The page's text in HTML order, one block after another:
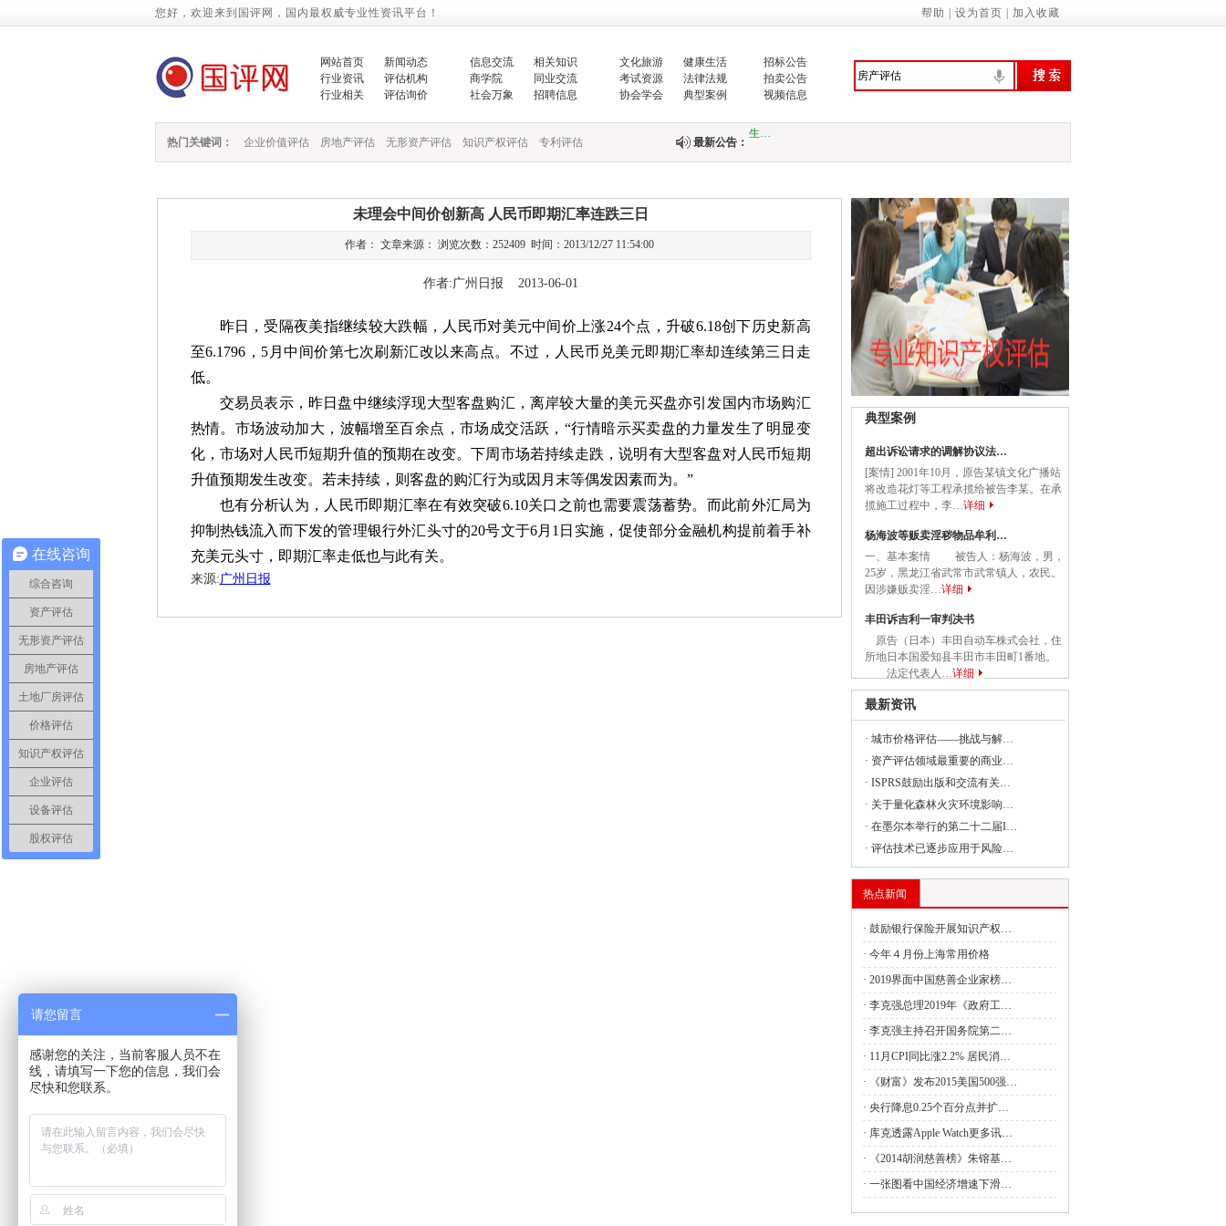
您好，欢迎来到国评网，国内最权威专业性资讯平台！ 帮助 设为首页 加入收藏
网站首页
新闻动态
行业资讯
评估机构
行业相关
评估询价
信息交流
相关知识
商学院
同业交流
社会万象
招聘信息
文化旅游
健康生活
考试资源
法律法规
协会学会
典型案例
招标公告
拍卖公告
视频信息
热门关键词： 企业价值评估 房地产评估 无形资产评估 知识产权评估 专利评估 最新公告：
国家发展改革委：制定促进经济社会发展全面绿色转型
增强生态文明意识 提高环境保护自觉——来自首个全国
生…
翟智：实干笃行、技管合一的城管人
全面推进乡村振兴绘就新图景
中央财政紧急预拨10亿元 支持国家蓄滞洪区受灾群众尽
关于印发《国家基本公共服务标准（2023年版）》的通知
关于完善政府诚信履约机制优化民营经济发展环境的通知
财政部新疆监管局：“三坚持”做深做实地方财政运行分…
国务院办公厅关于应急管理综合行政执法有关事项的通知
中共中央 国务院关于促进民营经济发展壮大的意见
《中共中央 国务院关于促进民营经济发展壮大的意见》
国家发展改革委等部门关于做好2023年降成本重点工作
关于公开遴选《建设项目经济评价方法与参数（修订建
关于开展2023年全国节能宣传周和全国低碳日活动的通知
关于印发《中央党政机关和事业单位所属企业国有资本
国家发展改革委组织召开支持贵州在新时代西部大开发
国家发展改革委负责同志出席建设全国统一大市场国务
国家发展改革委副主任丛亮会见阿曼能源与矿产部次大
中国与阿根廷签署共建“一带一路”合作规划
2023年1-4月全国国有及国有控股企业经济运行情况
财政部河南监管局：强化理论武装 筑牢思想之基 认真
未理会中间价创新高 人民币即期汇率连跌三日
作者： 文章来源： 浏览次数：252409 时间：2013/12/27 11:54:00
作者:广州日报 2013-06-01
昨日，受隔夜美指继续较大跌幅，人民币对美元中间价上涨24个点，升破6.18创下历史新高
至6.1796 ， 5 月中间价第七次刷新汇改以来高点。不过，人民币兑美元即期汇率却连续第三日走
低。
交易员表示，昨日盘中继续浮现大型客盘购汇，离岸较大量的美元买盘亦引发国内市场购汇
热情。市场波动加大，波幅增至百余点，市场成交活跃， “行情暗示买卖盘的力量发生了明显变
化，市场对人民币短期升值的预期在改变。下周市场若持续走跌，说明有大型客盘对人民币短期
升值预期发生改变。若未持续，则客盘的购汇行为或因月末等偶发因素而为。 ”
也有分析认为，人民币即期汇率在有效突破6.10关口之前也需要震荡蓄势。而此前外汇局为
抑制热钱流入而下发的管理银行外汇头寸的20号文于6月 1 日实施，促使部分金融机构提前着手补
充美元头寸，即期汇率走低也与此有关。
来源:广州日报
典型案例
超出诉讼请求的调解协议法…
[案情] 2001年10月，原告某镇文化广播站
将改造花灯等工程承揽给被告李某。在承
揽施工过程中，李…详细
杨海波等贩卖淫秽物品牟利…
一、基本案情 被告人：杨海波，男，
25岁，黑龙江省武常市武常镇人，农民。
因涉嫌贩卖淫…详细
丰田诉吉利一审判决书
原告（日本）丰田自动车株式会社，住
所地日本国爱知县丰田市丰田町1番地。
法定代表人…详细
最新资讯
· 城市价格评估——挑战与解…
· 资产评估领域最重要的商业…
· ISPRS鼓励出版和交流有关…
· 关于量化森林火灾环境影响…
· 在墨尔本举行的第二十二届I…
· 评估技术已逐步应用于风险…
热点新闻
· 鼓励银行保险开展知识产权…
· 今年４月份上海常用价格
· 2019界面中国慈善企业家榜…
· 李克强总理2019年《政府工…
· 李克强主持召开国务院第二…
· 11月CPI同比涨2.2% 居民消…
·
《财富》发布2015美国500强…
· 央行降息0.25个百分点并扩…
· 库克透露Apple Watch更多讯…
·
《2014胡润慈善榜》朱镕基…
· 一张图看中国经济增速下滑…
在线咨询
综合咨询
资产评估
无形资产评估
房地产评估
土地厂房评估
价格评估
知识产权评估
企业评估
设备评估
股权评估
请您留言
感谢您的关注，当前客服人员不在
线，请填写一下您的信息，我们会
尽快和您联系。